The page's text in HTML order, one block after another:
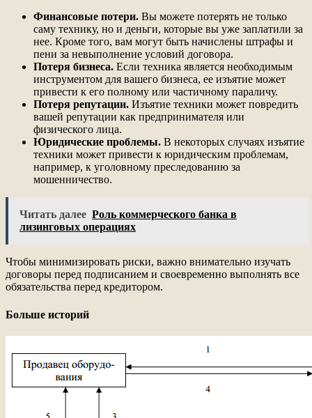
Финансовые потери. Вы можете потерять не только
саму технику, но и деньги, которые вы уже заплатили за
нее. Кроме того, вам могут быть начислены штрафы и
пени за невыполнение условий договора.
Потеря бизнеса. Если техника является необходимым
инструментом для вашего бизнеса, ее изъятие может
привести к его полному или частичному параличу.
Потеря репутации. Изъятие техники может повредить
вашей репутации как предпринимателя или
физического лица.
Юридические проблемы. В некоторых случаях изъятие
техники может привести к юридическим проблемам,
например, к уголовному преследованию за
мошенничество.
Читать далее Роль коммерческого банка в
лизинговых операциях
Чтобы минимизировать риски, важно внимательно изучать
договоры перед подписанием и своевременно выполнять все
обязательства перед кредитором.
Больше историй